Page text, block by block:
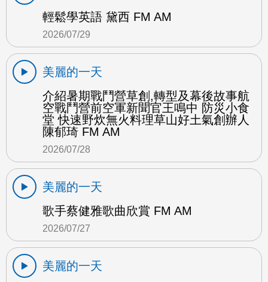
輕鬆學英語 黛西 FM AM
2026/07/29
美麗的一天
介紹暑期戰鬥營草創,轉型及幕後故事航
空戰鬥營前空軍新聞官王鳴中 防災小食
堂 快速野炊無火料理草山好土氣創辦人
陳郁琦 FM AM
2026/07/28
美麗的一天
歌手蔡健雅歌曲欣賞 FM AM
2026/07/27
美麗的一天